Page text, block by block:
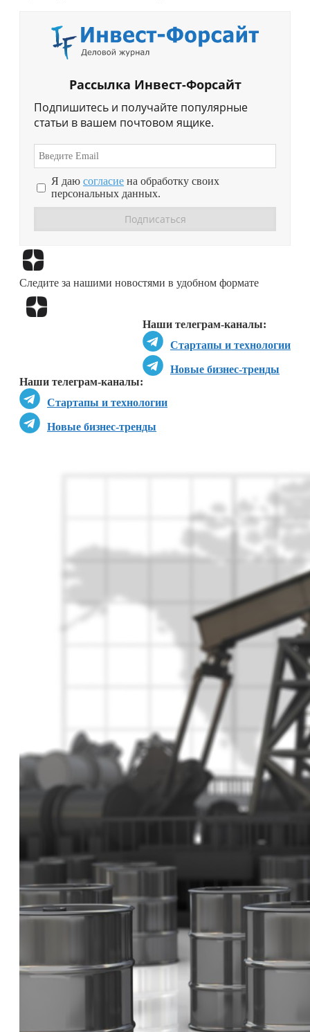
Рассылка Инвест-Форсайт
Подпишитесь и получайте популярные
статьи в вашем почтовом ящике.
Я даю согласие на обработку своих
персональных данных.
Следите за нашими новостями в удобном формате
Наши телеграм-каналы:
Стартапы и технологии
Новые бизнес-тренды
Наши телеграм-каналы:
Стартапы и технологии
Новые бизнес-тренды